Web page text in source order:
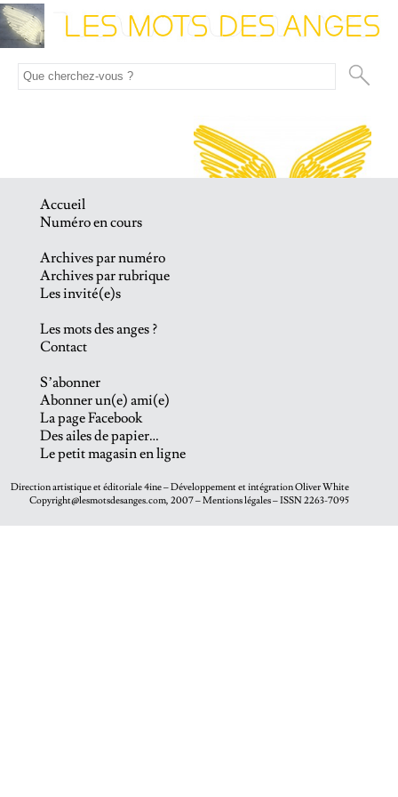
Accueil
Numéro en cours
Archives par numéro
Archives par rubrique
Les invité(e)s
Les mots des anges ?
Contact
S’abonner
Abonner un(e) ami(e)
La page Facebook
Des ailes de papier…
Le petit magasin en ligne
Direction artistique et éditoriale4ine– Développement et intégrationOliver White
Copyright@lesmotsdesanges.com, 2007 – Mentions légales – ISSN 2263-7095